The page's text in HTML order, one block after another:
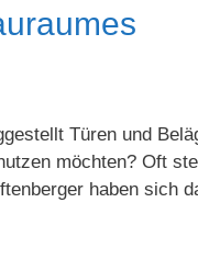
Türen und
möchten? Oft
haben sich